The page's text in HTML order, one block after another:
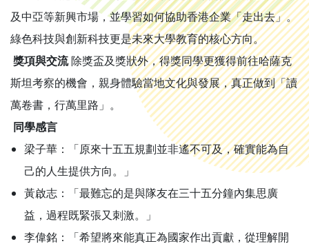
及中亞等新興市場，並學習如何協助香港企業「走出去」。
綠色科技與創新科技更是未來大學教育的核心方向。
獎項與交流除獎盃及獎狀外，得獎同學更獲得前往哈薩克
斯坦考察的機會，親身體驗當地文化與發展，真正做到「讀
萬卷書，行萬里路」。
同學感言
梁子華：「原來十五五規劃並非遙不可及，確實能為自
己的人生提供方向。」
黃啟志：「最難忘的是與隊友在三十五分鐘內集思廣
益，過程既緊張又刺激。」
李偉銘：「希望將來能真正為國家作出貢獻，從理解開